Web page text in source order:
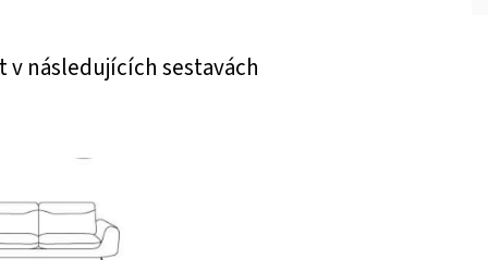
následujících sestavách